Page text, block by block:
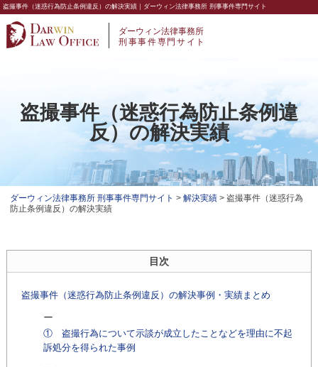
盗撮事件（迷惑行為防止条例違反）の解決実績｜ダーウィン法律事務所 刑事事件専門サイト
ダーウィン法律事務所
刑事事件専門サイト
盗撮事件（迷惑行為防止条例違
反）の解決実績
ダーウィン法律事務所 刑事事件専門サイト >解決実績 >盗撮事件（迷惑行為
防止条例違反）の解決実績
目次
盗撮事件（迷惑行為防止条例違反）の解決事例・実績まとめ
① 盗撮行為について示談が成立したことなどを理由に不起
訴処分を得られた事例